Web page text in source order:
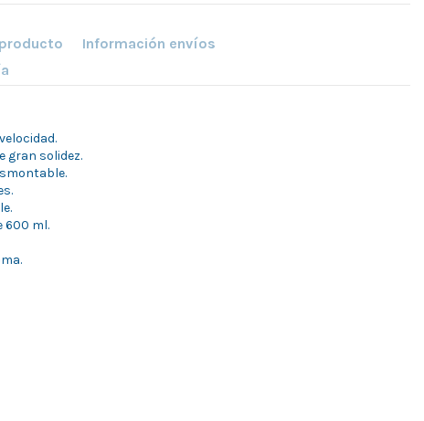
Información envíos
gran solidez.
600 ml.